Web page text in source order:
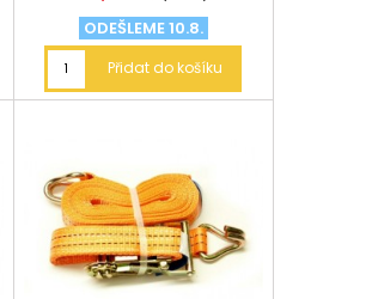
ODEŠLEME 10.8.
Přidat do košíku